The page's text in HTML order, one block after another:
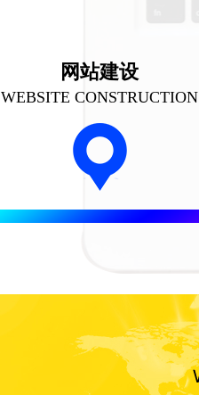
网站建设
WEBSITE CONSTRUCTION